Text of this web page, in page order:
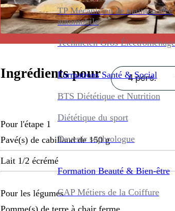
TP Mécanicien de maintenance
automobile
Technicien Gros
Formations Santé & Social
BTS Diététique et Nutrition
Diététique du sport
Devenir sophrologue
Formation Beauté & Bien-être
CAP Métiers de la Coiffure
Ingrédients pour 4 pers.
Pour l'étape 1
Pavé(s) de cabillaud de 150 g
Lait 1/2 écrémé
Pour les légumes